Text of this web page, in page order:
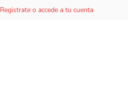
Registrate o accede a tu cuenta